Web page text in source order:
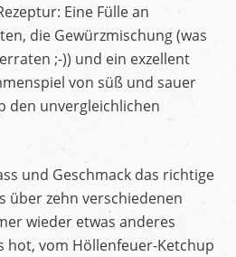
Eine Fülle an
die Gewürzmischung (was
;-)) und ein exzellent
von süß und sauer
den unvergleichlichen
und Geschmack das richtige
über zehn verschiedenen
wieder etwas anderes
hot, vom Höllenfeuer-Ketchup